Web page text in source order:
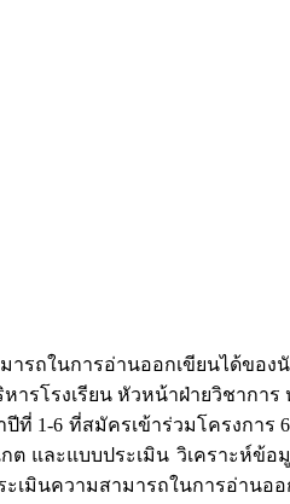
ถในการอ่านออกเขียนได้ของ
ารโรงเรียน หัวหน้าฝ่ายวิชาก
1-6 ที่สมัครเข้าร่วมโครงกา
ละแบบประเมิน วิเคราะห์ข้อ
เมินความสามารถในการอ่า